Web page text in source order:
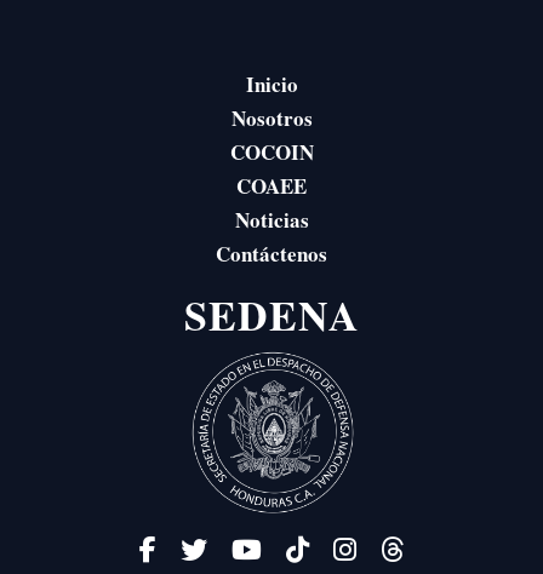
Inicio
Nosotros
COCOIN
COAEE
Noticias
Contáctenos
SEDENA